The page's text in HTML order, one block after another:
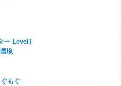
ー Level1
境
もぐ